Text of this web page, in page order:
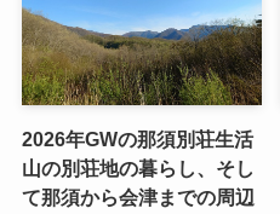
2026年GWの那須別荘生活
山の別荘地の暮らし、そし
て那須から会津までの周辺